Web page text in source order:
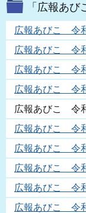
「広報あ
広報あびこ 令
広報あびこ 令
広報あびこ 令
広報あびこ 令
広報あびこ 令
広報あびこ 令
広報あびこ 令
広報あびこ 令
広報あびこ 令
広報あびこ 令